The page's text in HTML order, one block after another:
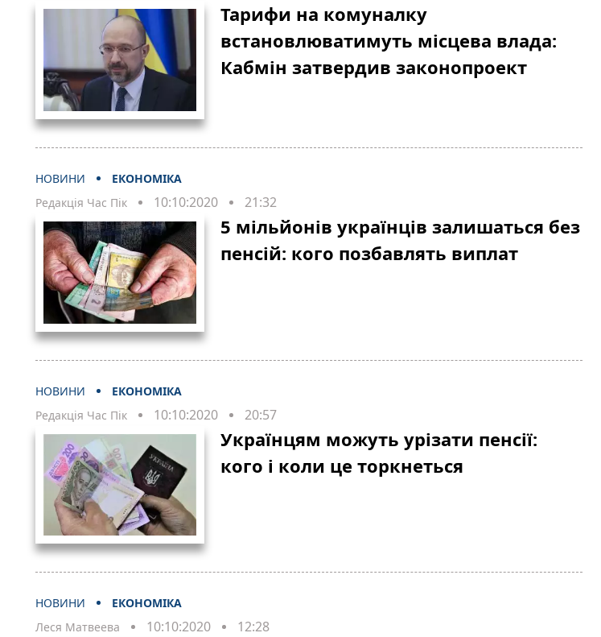
Тарифи на комуналку
встановлюватимуть місцева влада:
Кабмін затвердив законопроект
НОВИНИ
ЕКОНОМІКА
Редакція Час Пік
10:10:2020 21:32
5 мільйонів українців залишаться без
пенсій: кого позбавлять виплат
НОВИНИ
ЕКОНОМІКА
Редакція Час Пік
10:10:2020 20:57
Українцям можуть урізати пенсії:
кого і коли це торкнеться
НОВИНИ
ЕКОНОМІКА
Леся Матвеева
10:10:2020 12:28